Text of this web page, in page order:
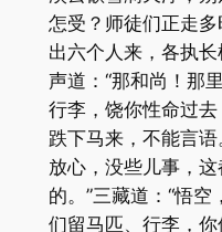
怎受？师徒们正走
出六个人来，各执
声道：“那和尚！那
行李，饶你性命过去
跌下马来，不能言
放心，没些儿事，
的。”三藏道：“悟
们留马匹、行李，